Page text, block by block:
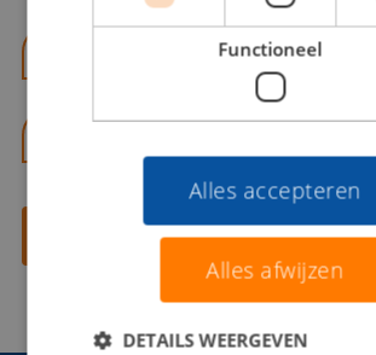
benno@viajou.nl
Contact opnemen
Functioneel
Alles accepteren
Alles afwijzen
DETAILS WEERGEVEN